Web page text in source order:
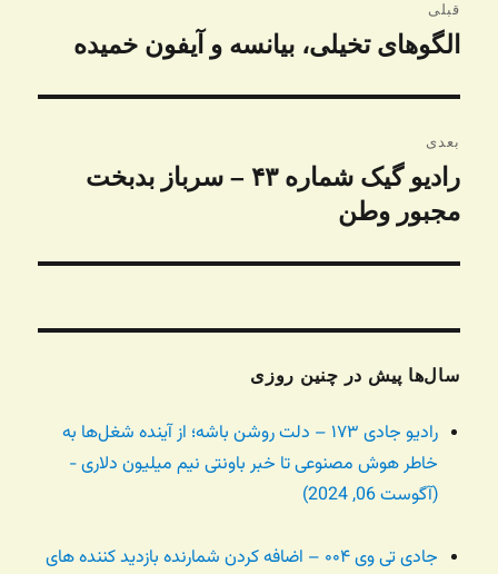
نوشته
قبلی
نوشته
الگوهای تخیلی، بیانسه و آیفون‌ خمیده
بعدی
نوشته
بعدی:
رادیو گیک شماره ۴۳ – سرباز بدبخت
مجبور وطن
سال‌ها پیش در چنین روزی
رادیو جادی ۱۷۳ – دلت روشن باشه؛ از آینده شغل‌ها به
خاطر هوش مصنوعی تا خبر باونتی نیم میلیون دلاری -
(آگوست 06, 2024)
جادی تی وی ۰۰۴ – اضافه کردن شمارنده بازدید کننده های